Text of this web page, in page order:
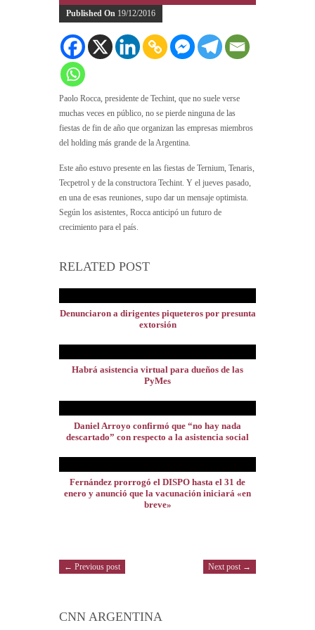
Published On 19/12/2016
Paolo Rocca, presidente de Techint, que no suele verse
muchas veces en público, no se pierde ninguna de las
fiestas de fin de año que organizan las empresas miembros
del holding más grande de la Argentina.
Este año estuvo presente en las fiestas de Ternium, Tenaris,
Tecpetrol y de la constructora Techint. Y el jueves pasado,
en una de esas reuniones, supo dar un mensaje optimista.
Según los asistentes, Rocca anticipó un futuro de
crecimiento para el país.
RELATED POST
Denunciaron a dirigentes piqueteros por presunta
extorsión
Habrá asistencia virtual para dueños de las
PyMes
Daniel Arroyo confirmó que “no hay nada
descartado” con respecto a la asistencia social
Fernández prorrogó el DISPO hasta el 31 de
enero y anunció que la vacunación iniciará «en
breve»
← Previous post Next post →
CNN ARGENTINA